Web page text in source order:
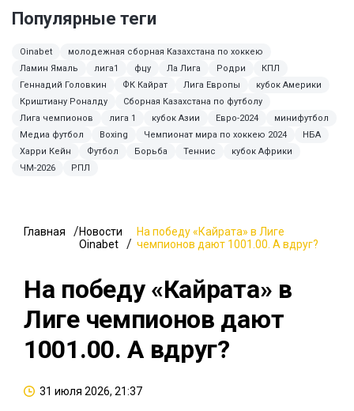
Популярные теги
Oinabet
молодежная сборная Казахстана по хоккею
Ламин Ямаль
лига1 фцу Ла Лига Родри
КПЛ
Геннадий Головкин
ФК Кайрат Лига Европы
кубок Америки
Криштиану Роналду
Сборная Казахстана по футболу
Лига чемпионов
лига 1 кубок Азии Евро-2024
минифутбол
Медиа футбол
Boxing Чемпионат мира по хоккею 2024
НБА
Харри Кейн
Футбол Борьба Теннис
кубок Африки
ЧМ-2026
РПЛ
Главная
Новости
Oinabet
На победу «Кайрата» в Лиге
чемпионов дают 1001.00. А вдруг?
На победу «Кайрата» в
Лиге чемпионов дают
1001.00. А вдруг?
31 июля 2026, 21:37